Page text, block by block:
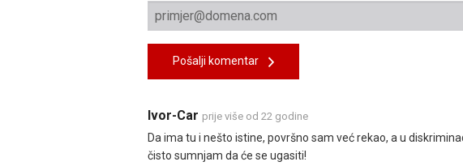
Pošalji komentar
Ivor-Car prije više od 22 godine
Da ima tu i nešto istine, površno sam već rekao, a u
čisto sumnjam da će se ugasiti!